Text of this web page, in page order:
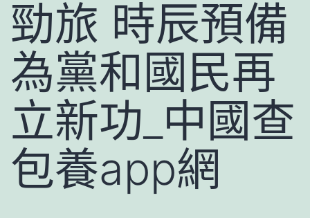
勁旅 時辰預備
為黨和國民再
立新功_中國查
包養app網